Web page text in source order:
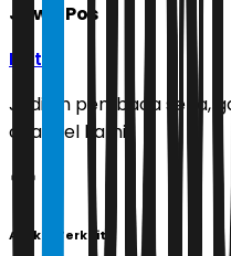
Jawa Pos
Ikuti
Jadilah pembaca setia,
channel kami!
Artikel Terkait